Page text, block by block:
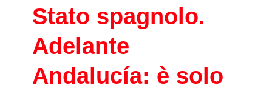
Stato spagnolo.
Adelante
Andalucía: è solo